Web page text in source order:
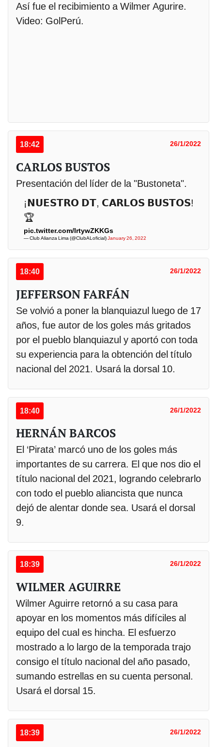
Así fue el recibimiento a Wilmer Agurire.
Video: GolPerú.
18:42 26/1/2022
CARLOS BUSTOS
Presentación del líder de la "Bustoneta".
¡𝗡𝗨𝗘𝗦𝗧𝗥𝗢 𝗗𝗧, 𝗖𝗔𝗥𝗟𝗢𝗦 𝗕𝗨𝗦𝗧𝗢𝗦!
🏆
pic.twitter.com/IrtywZKKGs
— Club Alianza Lima (@ClubALoficial)January 26, 2022
18:40 26/1/2022
JEFFERSON FARFÁN
Se volvió a poner la blanquiazul luego de 17
años, fue autor de los goles más gritados
por el pueblo blanquiazul y aportó con toda
su experiencia para la obtención del título
nacional del 2021. Usará la dorsal 10.
18:40 26/1/2022
HERNÁN BARCOS
El ‘Pirata’ marcó uno de los goles más
importantes de su carrera. El que nos dio el
título nacional del 2021, logrando celebrarlo
con todo el pueblo aliancista que nunca
dejó de alentar donde sea. Usará el dorsal
9.
18:39 26/1/2022
WILMER AGUIRRE
Wilmer Aguirre retornó a su casa para
apoyar en los momentos más difíciles al
equipo del cual es hincha. El esfuerzo
mostrado a lo largo de la temporada trajo
consigo el título nacional del año pasado,
sumando estrellas en su cuenta personal.
Usará el dorsal 15.
18:39 26/1/2022